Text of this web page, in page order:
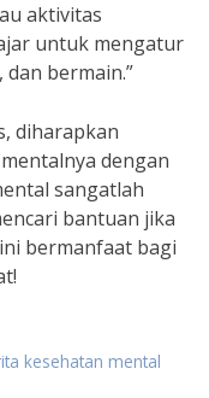
aktivitas
untuk mengatur
bermain.”
diharapkan
dengan
sangatlah
bantuan jika
bermanfaat bagi
kesehatan mental